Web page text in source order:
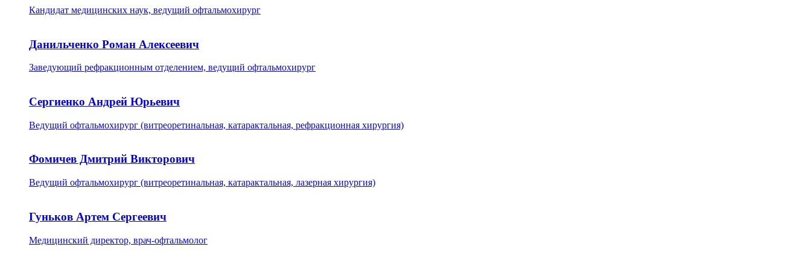
Кандидат медицинских наук, ведущий офтальмохирург
Данильченко Роман Алексеевич
Заведующий рефракционным отделением, ведущий офтальмохирург
Сергиенко Андрей Юрьевич
Ведущий офтальмохирург (витреоретинальная, катарактальная, рефракционная хирургия)
Фомичев Дмитрий Викторович
Ведущий офтальмохирург (витреоретинальная, катарактальная, лазерная хирургия)
Гуньков Артем Сергеевич
Медицинский директор, врач-офтальмолог